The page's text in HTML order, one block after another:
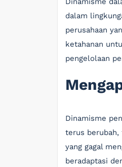
dalam
perusahaan
ketahanan
pengelolaan
Dinamisme
terus berubah,
yang gagal
beradaptasi